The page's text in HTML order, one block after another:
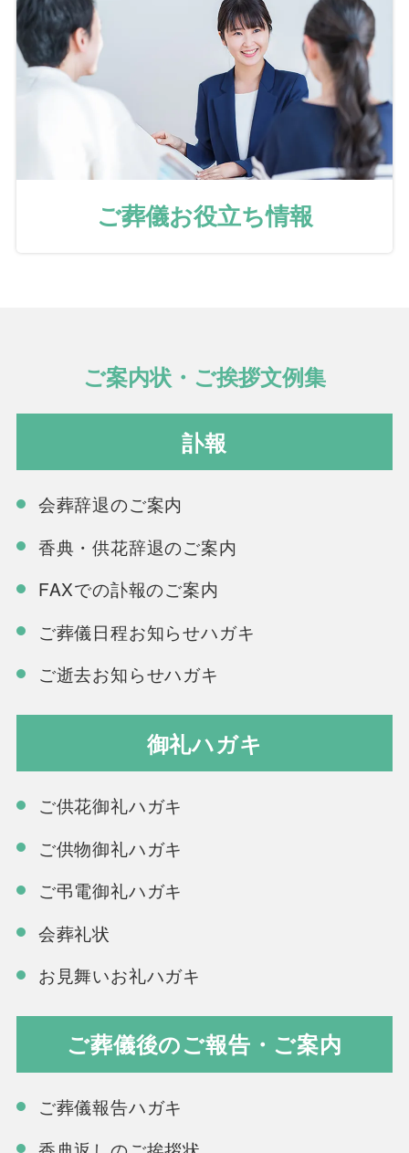
ご葬儀お役立ち情報
ご案内状・ご挨拶文例集
訃報
会葬辞退のご案内
香典・供花辞退のご案内
FAXでの訃報のご案内
ご葬儀日程お知らせハガキ
ご逝去お知らせハガキ
御礼ハガキ
ご供花御礼ハガキ
ご供物御礼ハガキ
ご弔電御礼ハガキ
会葬礼状
お見舞いお礼ハガキ
ご葬儀後のご報告・ご案内
ご葬儀報告ハガキ